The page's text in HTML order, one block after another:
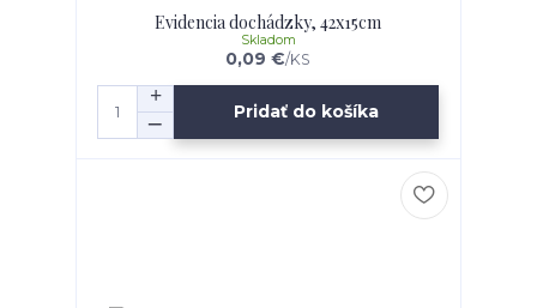
Evidencia dochádzky, 42x15cm
0,09 €/KS
Skladom
Pridať do košíka